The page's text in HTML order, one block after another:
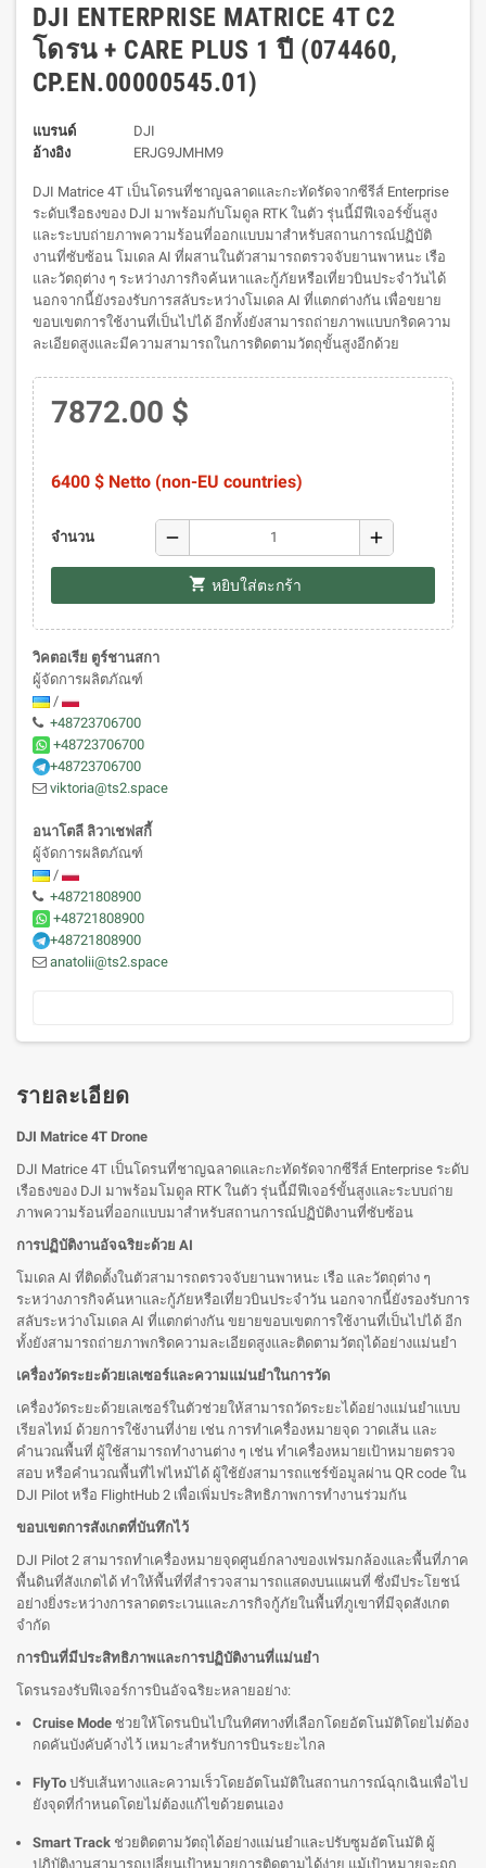
DJI ENTERPRISE MATRICE 4T C2
โดรน + CARE PLUS 1 ปี (074460,
CP.EN.00000545.01)
แบรนด์
DJI
อ้างอิง
ERJG9JMHM9
DJI Matrice 4T เป็นโดรนที่ชาญฉลาดและกะทัดรัดจากซีรีส์ Enterprise
ระดับเรือธงของ DJI มาพร้อมกับโมดูล RTK ในตัว รุ่นนี้มีฟีเจอร์ขั้นสูง
และระบบถ่ายภาพความร้อนที่ออกแบบมาสำหรับสถานการณ์ปฏิบัติ
งานที่ซับซ้อน โมเดล AI ที่ผสานในตัวสามารถตรวจจับยานพาหนะ เรือ
และวัตถุต่าง ๆ ระหว่างภารกิจค้นหาและกู้ภัยหรือเที่ยวบินประจำวันได้
นอกจากนี้ยังรองรับการสลับระหว่างโมเดล AI ที่แตกต่างกัน เพื่อขยาย
ขอบเขตการใช้งานที่เป็นไปได้ อีกทั้งยังสามารถถ่ายภาพแบบกริดความ
ละเอียดสูงและมีความสามารถในการติดตามวัตถุขั้นสูงอีกด้วย
7872.00 $
6400 $ Netto (non-EU countries)
จำนวน remove add
shopping_cart หยิบใส่ตะกร้า
วิคตอเรีย ตูร์ชานสกา
ผู้จัดการผลิตภัณฑ์
/
+48723706700
+48723706700
+48723706700
viktoria@ts2.space
อนาโตลี ลิวาเชฟสกี้
ผู้จัดการผลิตภัณฑ์
/
+48721808900
+48721808900
+48721808900
anatolii@ts2.space
รายละเอียด
DJI Matrice 4T Drone
DJI Matrice 4T เป็นโดรนที่ชาญฉลาดและกะทัดรัดจากซีรีส์ Enterprise ระดับ
เรือธงของ DJI มาพร้อมโมดูล RTK ในตัว รุ่นนี้มีฟีเจอร์ขั้นสูงและระบบถ่าย
ภาพความร้อนที่ออกแบบมาสำหรับสถานการณ์ปฏิบัติงานที่ซับซ้อน
การปฏิบัติงานอัจฉริยะด้วย AI
โมเดล AI ที่ติดตั้งในตัวสามารถตรวจจับยานพาหนะ เรือ และวัตถุต่าง ๆ
ระหว่างภารกิจค้นหาและกู้ภัยหรือเที่ยวบินประจำวัน นอกจากนี้ยังรองรับการ
สลับระหว่างโมเดล AI ที่แตกต่างกัน ขยายขอบเขตการใช้งานที่เป็นไปได้ อีก
ทั้งยังสามารถถ่ายภาพกริดความละเอียดสูงและติดตามวัตถุได้อย่างแม่นยำ
เครื่องวัดระยะด้วยเลเซอร์และความแม่นยำในการวัด
เครื่องวัดระยะด้วยเลเซอร์ในตัวช่วยให้สามารถวัดระยะได้อย่างแม่นยำแบบ
เรียลไทม์ ด้วยการใช้งานที่ง่าย เช่น การทำเครื่องหมายจุด วาดเส้น และ
คำนวณพื้นที่ ผู้ใช้สามารถทำงานต่าง ๆ เช่น ทำเครื่องหมายเป้าหมายตรวจ
สอบ หรือคำนวณพื้นที่ไฟไหม้ได้ ผู้ใช้ยังสามารถแชร์ข้อมูลผ่าน QR code ใน
DJI Pilot หรือ FlightHub 2 เพื่อเพิ่มประสิทธิภาพการทำงานร่วมกัน
ขอบเขตการสังเกตที่บันทึกไว้
DJI Pilot 2 สามารถทำเครื่องหมายจุดศูนย์กลางของเฟรมกล้องและพื้นที่ภาค
พื้นดินที่สังเกตได้ ทำให้พื้นที่ที่สำรวจสามารถแสดงบนแผนที่ ซึ่งมีประโยชน์
อย่างยิ่งระหว่างการลาดตระเวนและภารกิจกู้ภัยในพื้นที่ภูเขาที่มีจุดสังเกต
จำกัด
การบินที่มีประสิทธิภาพและการปฏิบัติงานที่แม่นยำ
โดรนรองรับฟีเจอร์การบินอัจฉริยะหลายอย่าง:
Cruise Mode ช่วยให้โดรนบินไปในทิศทางที่เลือกโดยอัตโนมัติโดยไม่ต้อง
กดคันบังคับค้างไว้ เหมาะสำหรับการบินระยะไกล
FlyTo ปรับเส้นทางและความเร็วโดยอัตโนมัติในสถานการณ์ฉุกเฉินเพื่อไป
ยังจุดที่กำหนดโดยไม่ต้องแก้ไขด้วยตนเอง
Smart Track ช่วยติดตามวัตถุได้อย่างแม่นยำและปรับซูมอัตโนมัติ ผู้
ปฏิบัติงานสามารถเปลี่ยนเป้าหมายการติดตามได้ง่าย แม้เป้าหมายจะถูก